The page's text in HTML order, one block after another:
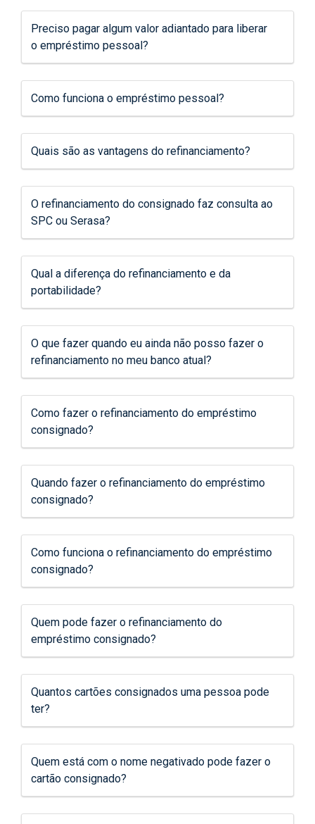
Preciso pagar algum valor adiantado para liberar
o empréstimo pessoal?
Como funciona o empréstimo pessoal?
Quais são as vantagens do refinanciamento?
O refinanciamento do consignado faz consulta ao
SPC ou Serasa?
Qual a diferença do refinanciamento e da
portabilidade?
O que fazer quando eu ainda não posso fazer o
refinanciamento no meu banco atual?
Como fazer o refinanciamento do empréstimo
consignado?
Quando fazer o refinanciamento do empréstimo
consignado?
Como funciona o refinanciamento do empréstimo
consignado?
Quem pode fazer o refinanciamento do
empréstimo consignado?
Quantos cartões consignados uma pessoa pode
ter?
Quem está com o nome negativado pode fazer o
cartão consignado?